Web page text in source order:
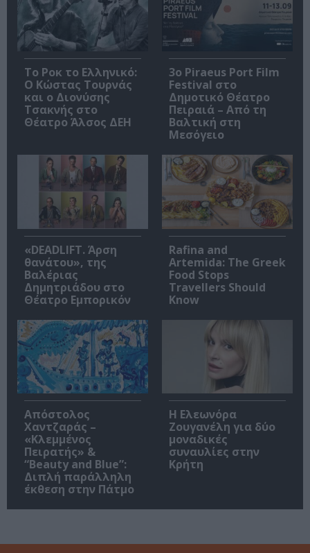
Το Ροκ το Ελληνικό:
Ο Κώστας Τουρνάς
και ο Διονύσης
Τσακνής στο
Θέατρο Άλσος ΔΕΗ
3o Piraeus Port Film
Festival στο
Δημοτικό Θέατρο
Πειραιά – Από τη
Βαλτική στη
Μεσόγειο
«DEADLIFT. Άρση
θανάτου», της
Βαλέριας
Δημητριάδου στο
Θέατρο Εμπορικόν
Rafina and
Artemida: The Greek
Food Stops
Travellers Should
Know
Απόστολος
Χαντζαράς –
«Κλεμμένος
Πειρατής» &
“Beauty and Blue”:
Διπλή παράλληλη
έκθεση στην Πάτμο
Η Ελεωνόρα
Ζουγανέλη για δύο
μοναδικές
συναυλίες στην
Κρήτη